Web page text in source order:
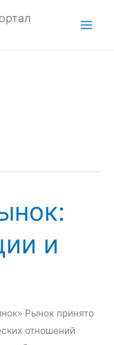
e
и
Рынок принято
отношений